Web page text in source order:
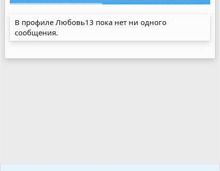
В профиле Любовь13 пока нет ни одного
сообщения.